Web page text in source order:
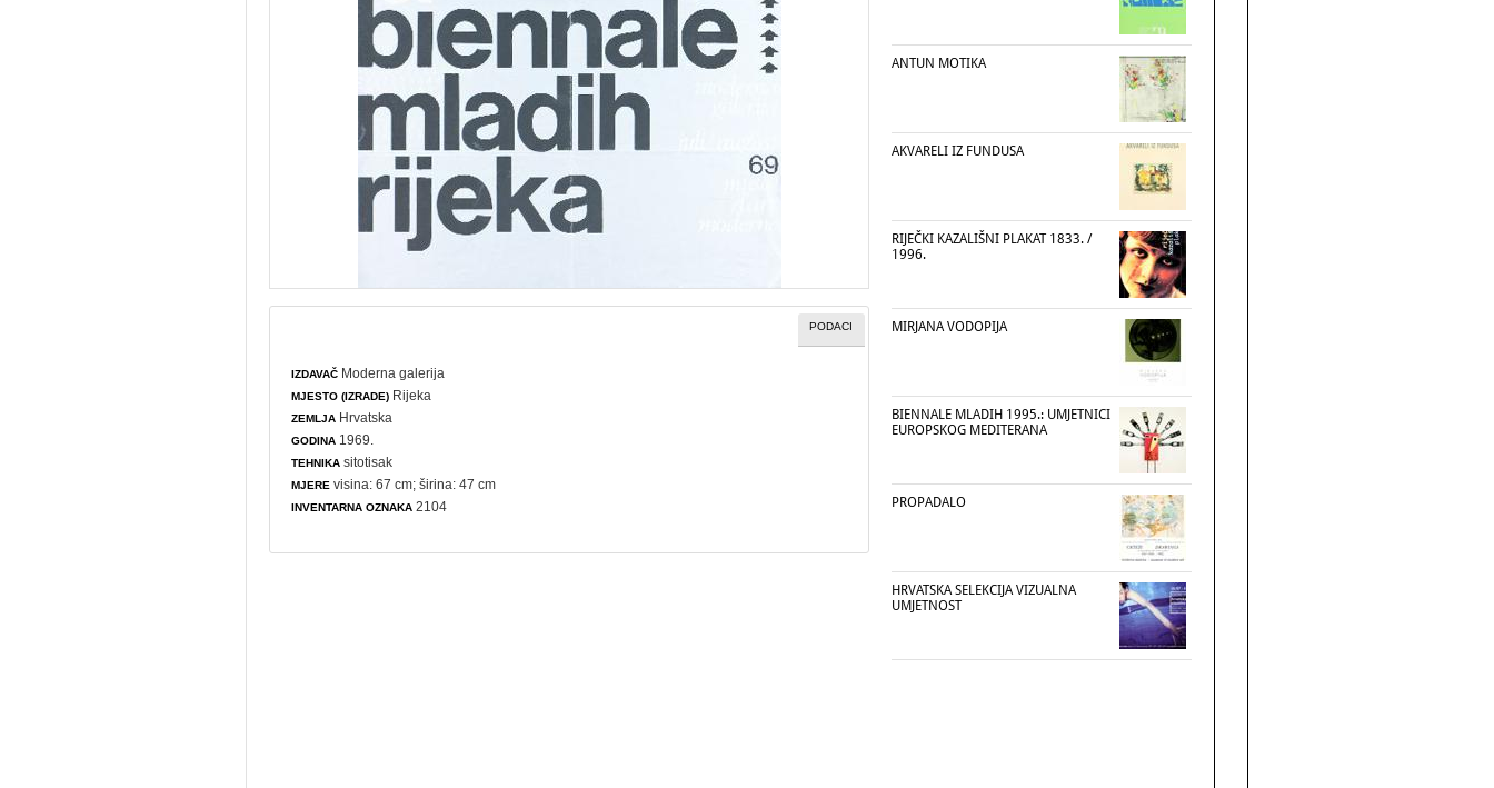
PODACI
IZDAVAČ Moderna galerija
MJESTO (IZRADE) Rijeka
ZEMLJA Hrvatska
GODINA 1969.
TEHNIKA sitotisak
MJERE visina: 67 cm; širina: 47 cm
INVENTARNA OZNAKA 2104
ANTUN MOTIKA
AKVARELI IZ FUNDUSA
RIJEČKI KAZALIŠNI PLAKAT 1833. /
1996.
MIRJANA VODOPIJA
BIENNALE MLADIH 1995.: UMJETNICI
EUROPSKOG MEDITERANA
PROPADALO
HRVATSKA SELEKCIJA VIZUALNA
UMJETNOST